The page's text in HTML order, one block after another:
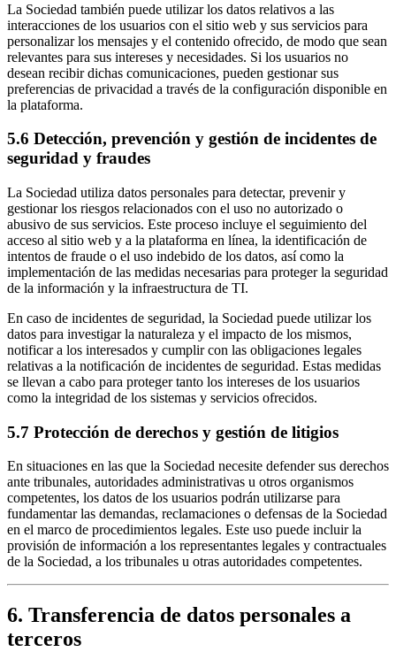
La Sociedad también puede utilizar los datos relativos a las
interacciones de los usuarios con el sitio web y sus servicios para
personalizar los mensajes y el contenido ofrecido, de modo que sean
relevantes para sus intereses y necesidades. Si los usuarios no
desean recibir dichas comunicaciones, pueden gestionar sus
preferencias de privacidad a través de la configuración disponible en
la plataforma.
5.6 Detección, prevención y gestión de incidentes de
seguridad y fraudes
La Sociedad utiliza datos personales para detectar, prevenir y
gestionar los riesgos relacionados con el uso no autorizado o
abusivo de sus servicios. Este proceso incluye el seguimiento del
acceso al sitio web y a la plataforma en línea, la identificación de
intentos de fraude o el uso indebido de los datos, así como la
implementación de las medidas necesarias para proteger la seguridad
de la información y la infraestructura de TI.
En caso de incidentes de seguridad, la Sociedad puede utilizar los
datos para investigar la naturaleza y el impacto de los mismos,
notificar a los interesados y cumplir con las obligaciones legales
relativas a la notificación de incidentes de seguridad. Estas medidas
se llevan a cabo para proteger tanto los intereses de los usuarios
como la integridad de los sistemas y servicios ofrecidos.
5.7 Protección de derechos y gestión de litigios
En situaciones en las que la Sociedad necesite defender sus derechos
ante tribunales, autoridades administrativas u otros organismos
competentes, los datos de los usuarios podrán utilizarse para
fundamentar las demandas, reclamaciones o defensas de la Sociedad
en el marco de procedimientos legales. Este uso puede incluir la
provisión de información a los representantes legales y contractuales
de la Sociedad, a los tribunales u otras autoridades competentes.
6. Transferencia de datos personales a
terceros